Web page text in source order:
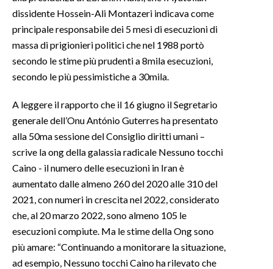
dissidente Hossein-Ali Montazeri indicava come
principale responsabile dei 5 mesi di esecuzioni di
massa di prigionieri politici che nel 1988 portò
secondo le stime più prudenti a 8mila esecuzioni,
secondo le più pessimistiche a 30mila.
A leggere il rapporto che il 16 giugno il Segretario
generale dell’Onu António Guterres ha presentato
alla 50ma sessione del Consiglio diritti umani –
scrive la ong della galassia radicale Nessuno tocchi
Caino - il numero delle esecuzioni in Iran è
aumentato dalle almeno 260 del 2020 alle 310 del
2021, con numeri in crescita nel 2022, considerato
che, al 20 marzo 2022, sono almeno 105 le
esecuzioni compiute. Ma le stime della Ong sono
più amare: “Continuando a monitorare la situazione,
ad esempio, Nessuno tocchi Caino ha rilevato che